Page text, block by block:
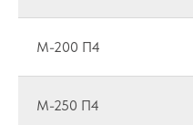
M-200 П4
M-250 П4